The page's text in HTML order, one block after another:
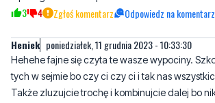
3 4 Zgłoś komentarz Odpowiedz na komentarz
Heniek poniedziałek, 11 grudnia 2023 - 10:33:30
Hehehe fajne się czyta te wasze wypociny.
tych w sejmie bo czy ci czy ci i tak nas
Także zluzujcie trochę i kombinujcie dalej bo